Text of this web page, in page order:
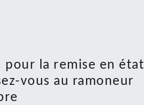
pour la remise en état
vous au ramoneur